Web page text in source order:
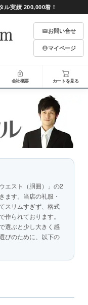
ル実績 200,000着！
お問い合せ
マイページ
会社概要 カートを見る
ウエスト（胴囲）」の2
ます。当店の礼服・
スリムすぎず、格式
られております。
選ぶと少し大きく感
びのために、以下の